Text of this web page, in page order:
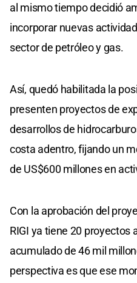
al mismo tiempo decidió
incorporar nuevas
sector de petróleo y gas.
Así, quedó habilitada la
presenten proyectos de
desarrollos de
costa adentro, fijando un
de US$600 millones en
Con la aprobación del
RIGI ya tiene 20 proyectos
acumulado de 46 mil
perspectiva es que ese